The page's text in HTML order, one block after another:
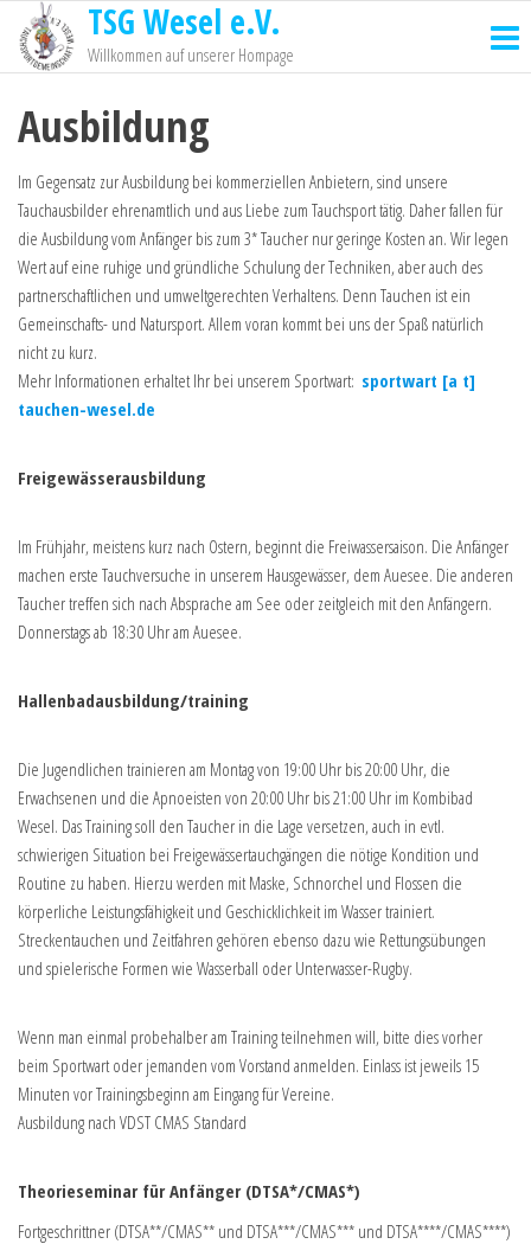
TSG Wesel e.V.
Willkommen auf unserer Hompage
Ausbildung
Im Gegensatz zur Ausbildung bei kommerziellen Anbietern, sind unsere
Tauchausbilder ehrenamtlich und aus Liebe zum Tauchsport tätig. Daher fallen für
die Ausbildung vom Anfänger bis zum 3* Taucher nur geringe Kosten an. Wir legen
Wert auf eine ruhige und gründliche Schulung der Techniken, aber auch des
partnerschaftlichen und umweltgerechten Verhaltens. Denn Tauchen ist ein
Gemeinschafts- und Natursport. Allem voran kommt bei uns der Spaß natürlich
nicht zu kurz.
Mehr Informationen erhaltet Ihr bei unserem Sportwart: sportwart [a t]
tauchen-wesel.de
Freigewässerausbildung
Im Frühjahr, meistens kurz nach Ostern, beginnt die Freiwassersaison. Die Anfänger
machen erste Tauchversuche in unserem Hausgewässer, dem Auesee. Die anderen
Taucher treffen sich nach Absprache am See oder zeitgleich mit den Anfängern.
Donnerstags ab 18:30 Uhr am Auesee.
Hallenbadausbildung/training
Die Jugendlichen trainieren am Montag von 19:00 Uhr bis 20:00 Uhr, die
Erwachsenen und die Apnoeisten von 20:00 Uhr bis 21:00 Uhr im Kombibad
Wesel. Das Training soll den Taucher in die Lage versetzen, auch in evtl.
schwierigen Situation bei Freigewässertauchgängen die nötige Kondition und
Routine zu haben. Hierzu werden mit Maske, Schnorchel und Flossen die
körperliche Leistungsfähigkeit und Geschicklichkeit im Wasser trainiert.
Streckentauchen und Zeitfahren gehören ebenso dazu wie Rettungsübungen
und spielerische Formen wie Wasserball oder Unterwasser-Rugby.
Wenn man einmal probehalber am Training teilnehmen will, bitte dies vorher
beim Sportwart oder jemanden vom Vorstand anmelden. Einlass ist jeweils 15
Minuten vor Trainingsbeginn am Eingang für Vereine.
Ausbildung nach VDST CMAS Standard
Theorieseminar für Anfänger (DTSA*/CMAS*)
Fortgeschrittner (DTSA**/CMAS** und DTSA***/CMAS*** und DTSA****/CMAS****)